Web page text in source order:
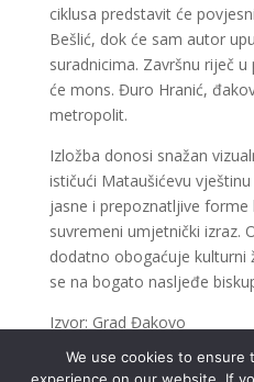
ciklusa predstavit će
Bešlić, dok će sam autor
suradnicima. Završnu riječ
će mons. Đuro Hranić,
metropolit.
Izložba donosi snažan
ističući Mataušićevu
jasne i prepoznatljive
suvremeni umjetnički izraz.
dodatno obogaćuje kulturni
se na bogato nasljeđe
Izvor: Grad Đakovo
We use cookies to